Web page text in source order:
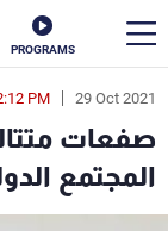
PROGRAMS
29 Oct 2021
PM
صفعات
المجتمع
en
الأخبار
سياسة